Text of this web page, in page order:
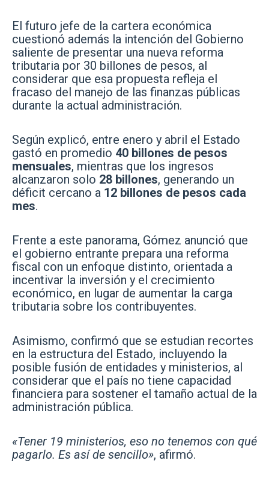
El futuro jefe de la cartera económica
cuestionó además la intención del Gobierno
saliente de presentar una nueva reforma
tributaria por 30 billones de pesos, al
considerar que esa propuesta refleja el
fracaso del manejo de las finanzas públicas
durante la actual administración.
Según explicó, entre enero y abril el Estado
gastó en promedio 40 billones de pesos
mensuales, mientras que los ingresos
alcanzaron solo 28 billones, generando un
déficit cercano a 12 billones de pesos cada
mes.
Frente a este panorama, Gómez anunció que
el gobierno entrante prepara una reforma
fiscal con un enfoque distinto, orientada a
incentivar la inversión y el crecimiento
económico, en lugar de aumentar la carga
tributaria sobre los contribuyentes.
Asimismo, confirmó que se estudian recortes
en la estructura del Estado, incluyendo la
posible fusión de entidades y ministerios, al
considerar que el país no tiene capacidad
financiera para sostener el tamaño actual de la
administración pública.
«Tener 19 ministerios, eso no tenemos con qué
pagarlo. Es así de sencillo», afirmó.